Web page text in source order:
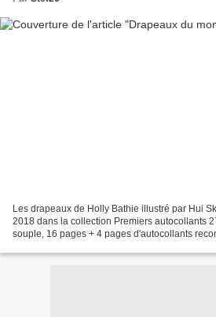
Les drapeaux de Holly Bathie illustré par Hui
2018 dans la collection Premiers autocollants
souple, 16 pages + 4 pages d'autocollants